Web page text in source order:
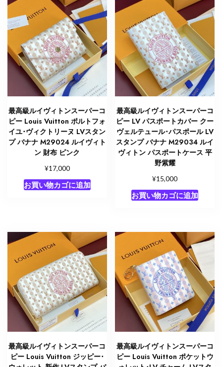
最高級ルイヴィトンスーパーコ
ピー Louis Vuitton ポルトフォ
イユ･ヴィクトリーヌ LVスタン
プ バナナ M29024 ルイヴィト
ン 財布 ピンク
¥17,000
お買い物カゴに追加
最高級ルイヴィトンスーパーコ
ピー LV パスポートカバー クー
ヴェルテュール･パスポール LV
スタンプ バナナ M29034 ルイ
ヴィトン パスポートケース 平
野紫耀
¥15,000
お買い物カゴに追加
最高級ルイヴィトンスーパーコ
ピー Louis Vuitton ジッピー･
最高級ルイヴィトンスーパーコ
ピー Louis Vuitton ポケットウ